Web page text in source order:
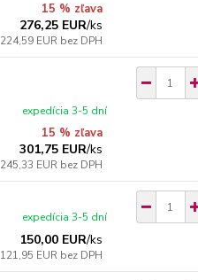
15 % zľava
276,25 EUR/ks
224,59 EUR bez DPH
15 % zľava
301,75 EUR/ks
245,33 EUR bez DPH
expedícia 3-5 dní
150,00 EUR/ks
121,95 EUR bez DPH
expedícia 3-5 dní